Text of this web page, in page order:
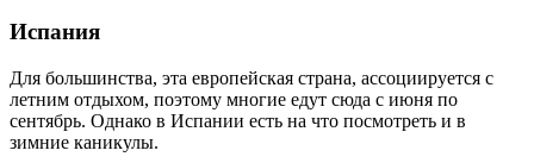
Испания
Для большинства, эта европейская страна, ассоциируется с
летним отдыхом, поэтому многие едут сюда с июня по
сентябрь. Однако в Испании есть на что посмотреть и в
зимние каникулы.